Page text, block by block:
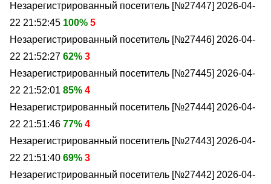
Незарегистрированный посетитель [№27447] 2026-04-
22 21:52:45 100% 5
Незарегистрированный посетитель [№27446] 2026-04-
22 21:52:27 62% 3
Незарегистрированный посетитель [№27445] 2026-04-
22 21:52:01 85% 4
Незарегистрированный посетитель [№27444] 2026-04-
22 21:51:46 77% 4
Незарегистрированный посетитель [№27443] 2026-04-
22 21:51:40 69% 3
Незарегистрированный посетитель [№27442] 2026-04-